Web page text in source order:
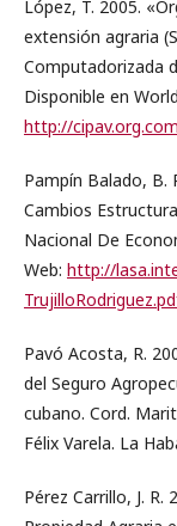
López, T. 2005.
extensión agraria
Computadorizada
Disponible en
http://
Pampín Balado, B.
Cambios
Nacional De
Web: http://
Pavó Acosta, R.
del Seguro
cubano. Cord.
Félix Varela. La
Pérez Carrillo, J. R.